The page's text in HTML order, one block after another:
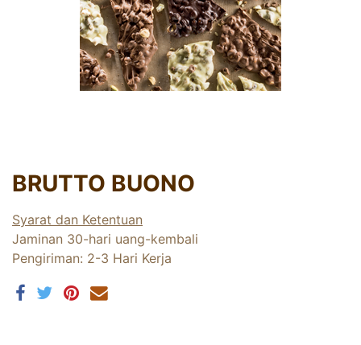
BRUTTO BUONO
Syarat dan Ketentuan
Jaminan 30-hari uang-kembali
Pengiriman: 2-3 Hari Kerja